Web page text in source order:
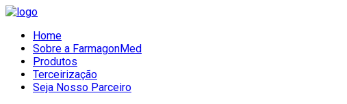
Home
Sobre a FarmagonMed
Produtos
Terceirização
Seja Nosso Parceiro